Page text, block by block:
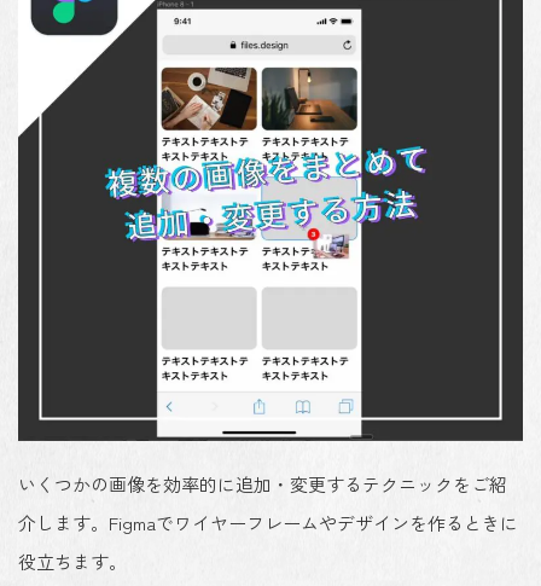
いくつかの画像を効率的に追加・変更するテクニックをご紹
介します。Figmaでワイヤーフレームやデザインを作るときに
役立ちます。